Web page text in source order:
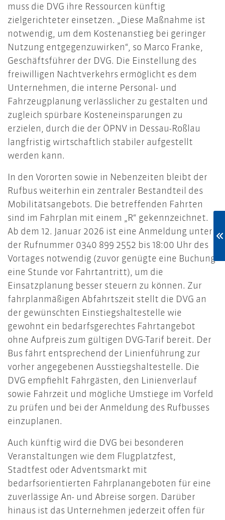
muss die DVG ihre Ressourcen künftig
zielgerichteter einsetzen. „Diese Maßnahme ist
notwendig, um dem Kostenanstieg bei geringer
Nutzung entgegenzuwirken“, so Marco Franke,
Geschäftsführer der DVG. Die Einstellung des
freiwilligen Nachtverkehrs ermöglicht es dem
Unternehmen, die interne Personal- und
Fahrzeugplanung verlässlicher zu gestalten und
zugleich spürbare Kosteneinsparungen zu
erzielen, durch die der ÖPNV in Dessau-Roßlau
langfristig wirtschaftlich stabiler aufgestellt
werden kann.
In den Vororten sowie in Nebenzeiten bleibt der
Rufbus weiterhin ein zentraler Bestandteil des
Mobilitätsangebots. Die betreffenden Fahrten
sind im Fahrplan mit einem „R“ gekennzeichnet.
Ab dem 12. Januar 2026 ist eine Anmeldung unter
der Rufnummer 0340 899 2552 bis 18:00 Uhr des
Vortages notwendig (zuvor genügte eine Buchung
eine Stunde vor Fahrtantritt), um die
Einsatzplanung besser steuern zu können. Zur
fahrplanmäßigen Abfahrtszeit stellt die DVG an
der gewünschten Einstiegshaltestelle wie
gewohnt ein bedarfsgerechtes Fahrtangebot
ohne Aufpreis zum gültigen DVG-Tarif bereit. Der
Bus fährt entsprechend der Linienführung zur
vorher angegebenen Ausstiegshaltestelle. Die
DVG empfiehlt Fahrgästen, den Linienverlauf
sowie Fahrzeit und mögliche Umstiege im Vorfeld
zu prüfen und bei der Anmeldung des Rufbusses
einzuplanen.
Auch künftig wird die DVG bei besonderen
Veranstaltungen wie dem Flugplatzfest,
Stadtfest oder Adventsmarkt mit
bedarfsorientierten Fahrplanangeboten für eine
zuverlässige An- und Abreise sorgen. Darüber
hinaus ist das Unternehmen jederzeit offen für